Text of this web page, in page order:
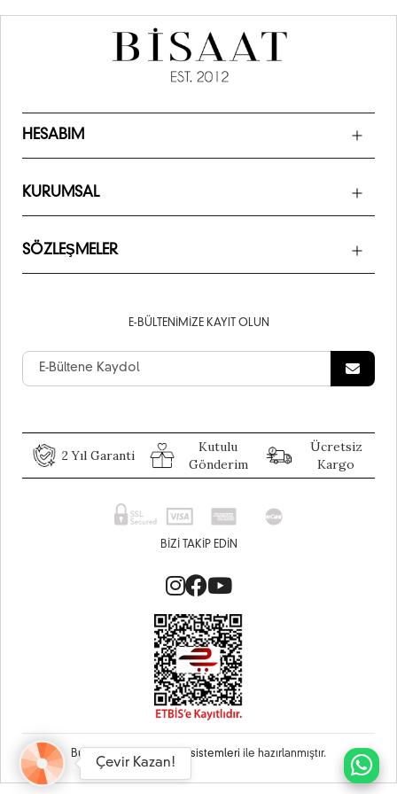
HESABIM
KURUMSAL
SÖZLEŞMELER
E-BÜLTENIMIZE KAYIT OLUN
2 Yıl Garanti
Kutulu
Gönderim
Ücretsiz
Kargo
BIZI TAKIP EDIN
Bu site Vikaon E-Ticaret sistemleri ile hazırlanmıştır.
Çevir Kazan!